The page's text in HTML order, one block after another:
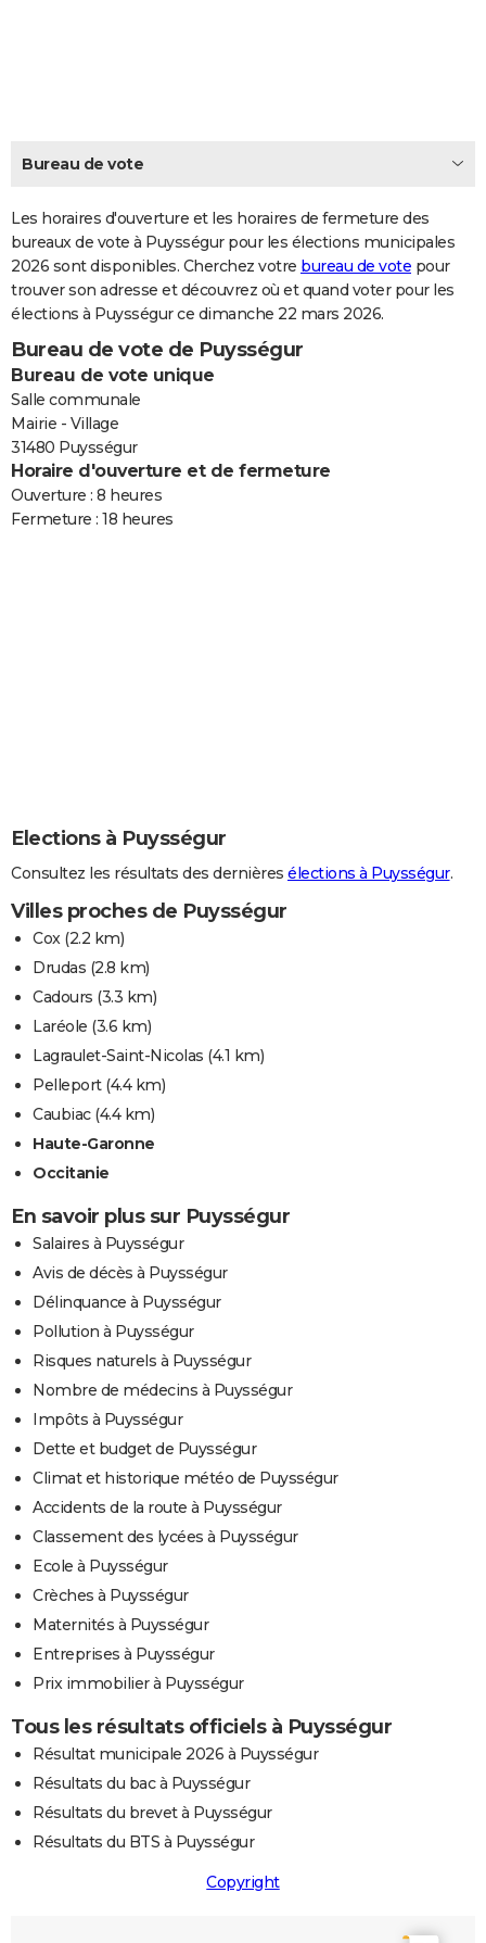
CARTE DE VOEUX
Dictionnaire
Biographies
Citations
Expressions
Proverbes
PROGRAMME TV
COPAINS D'AVANT
FORUM
Bricolage
Lifestyle
Culture
Sport
Auto
Television
Voyage
Cinema
Bureau de vote
Les horaires d'ouverture et les horaires de fermeture des
bureaux de vote à Puysségur pour les élections municipales
2026 sont disponibles. Cherchez votre bureau de vote pour
trouver son adresse et découvrez où et quand voter pour les
élections à Puysségur ce dimanche 22 mars 2026.
Bureau de vote de Puysségur
Bureau de vote unique
Salle communale
Mairie - Village
31480 Puysségur
Horaire d'ouverture et de fermeture
Ouverture : 8 heures
Fermeture : 18 heures
Elections à Puysségur
Consultez les résultats des dernières élections à Puysségur.
Villes proches de Puysségur
Cox(2.2 km)
Drudas (2.8 km)
Cadours (3.3 km)
Laréole (3.6 km)
Lagraulet-Saint-Nicolas (4.1 km)
Pelleport(4.4 km)
Caubiac(4.4 km)
Haute-Garonne
Occitanie
En savoir plus sur Puysségur
Salaires à Puysségur
Avis de décès à Puysségur
Délinquance à Puysségur
Pollution à Puysségur
Risques naturels à Puysségur
Nombre de médecins à Puysségur
Impôts à Puysségur
Dette et budget de Puysségur
Climat et historique météo de Puysségur
Accidents de la route à Puysségur
Classement des lycées à Puysségur
Ecole à Puysségur
Crèches à Puysségur
Maternités à Puysségur
Entreprises à Puysségur
Prix immobilier à Puysségur
Tous les résultats officiels à Puysségur
Résultat municipale 2026 à Puysségur
Résultats du bac à Puysségur
Résultats du brevet à Puysségur
Résultats du BTS à Puysségur
Copyright